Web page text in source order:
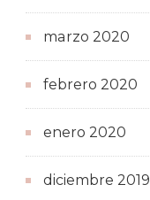
marzo 2020
febrero 2020
enero 2020
diciembre 2019